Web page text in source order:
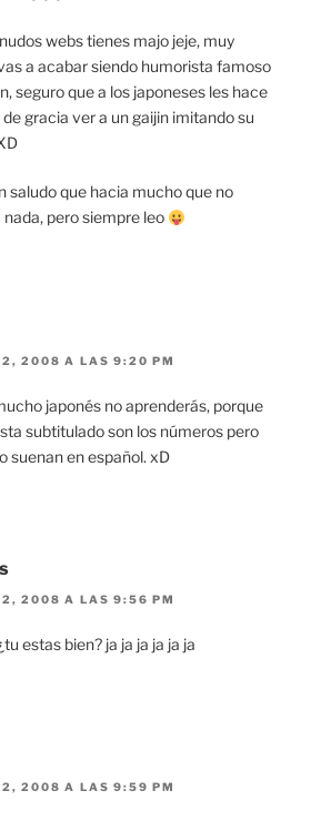
webs tienes majo jeje, muy
a acabar siendo humorista famoso
seguro que a los japoneses les hace
de gracia ver a un gaijin imitando su
saludo que hacia mucho que no
pero siempre leo
2008 A LAS 9:20 PM
japonés no aprenderás, porque
subtitulado son los números pero
suenan en español. xD
2008 A LAS 9:56 PM
estas bien? ja ja ja ja ja ja
2008 A LAS 9:59 PM